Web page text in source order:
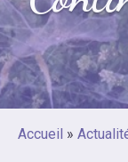
Accueil »